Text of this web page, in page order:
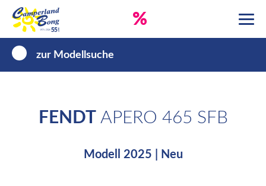
%
zur Modellsuche
FENDTAPERO 465 SFB
Modell 2025 | Neu